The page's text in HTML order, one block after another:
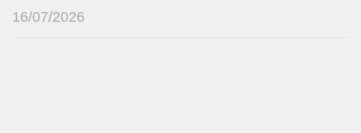
16/07/2026